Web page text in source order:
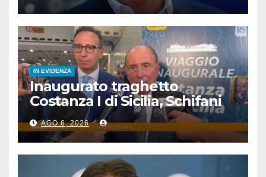
IN EVIDENZA
Inaugurato traghetto
Costanza I di Sicilia, Schifani
“Mantenuto impegni presi”
AGO 6, 2026